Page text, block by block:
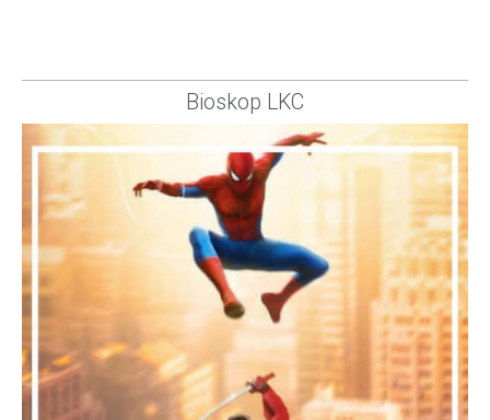
Bioskop LKC